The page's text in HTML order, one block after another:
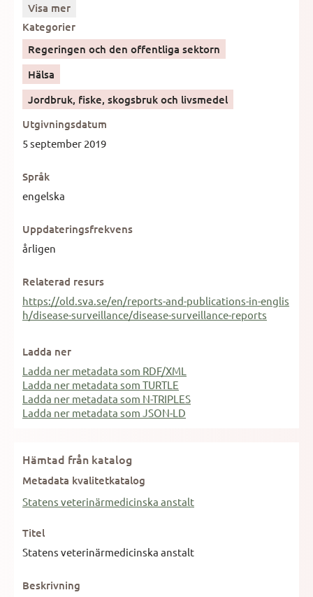
Visa mer
Kategorier
Regeringen och den offentliga sektorn
Hälsa
Jordbruk, fiske, skogsbruk och livsmedel
Utgivningsdatum
5 september 2019
Språk
engelska
Uppdateringsfrekvens
årligen
Relaterad resurs
https://old.sva.se/en/reports-and-publications-in-englis
h/disease-surveillance/disease-surveillance-reports
Ladda ner
Ladda ner metadata som RDF/XML
Ladda ner metadata som TURTLE
Ladda ner metadata som N-TRIPLES
Ladda ner metadata som JSON-LD
Hämtad från katalog
Metadata kvalitetkatalog
Statens veterinärmedicinska anstalt
Titel
Statens veterinärmedicinska anstalt
Beskrivning